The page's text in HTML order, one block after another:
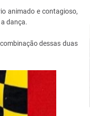
animado e contagioso,
dança.
dessas duas